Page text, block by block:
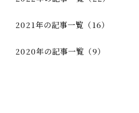
2021年の記事一覧（16）
2020年の記事一覧（9）